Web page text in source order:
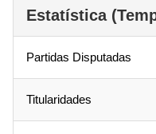
Estatística
Partidas Disputadas
Titularidades